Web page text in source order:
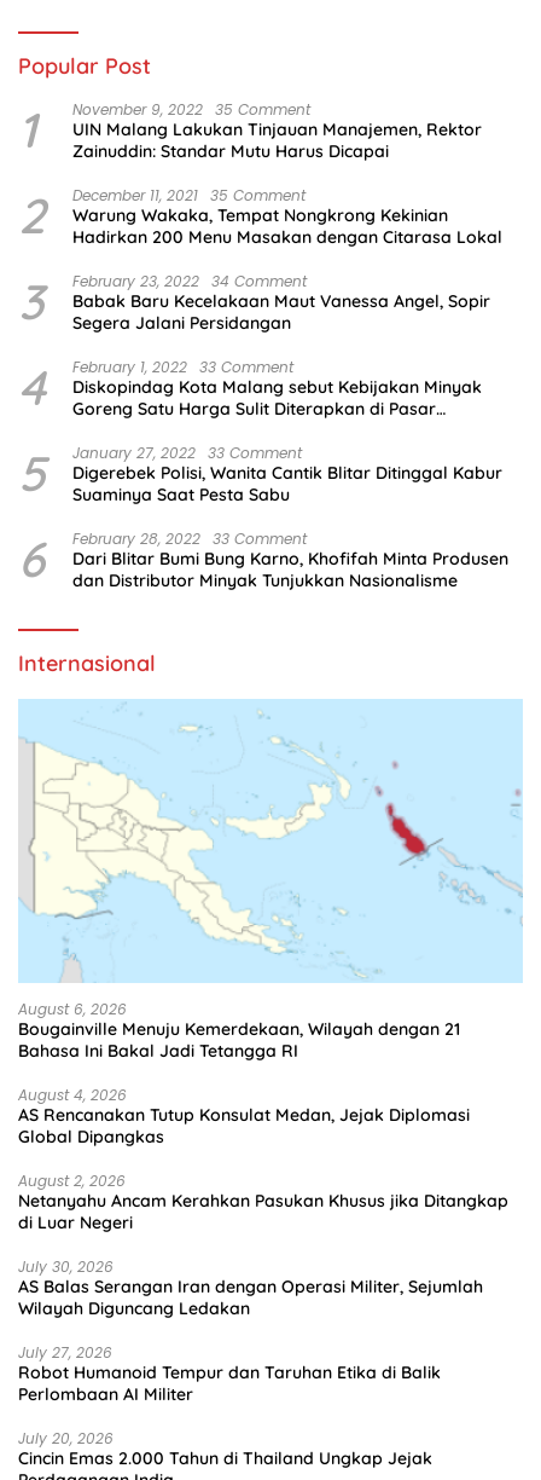
Popular Post
1 November 9, 2022 35 Comment
UIN Malang Lakukan Tinjauan Manajemen, Rektor
Zainuddin: Standar Mutu Harus Dicapai
2 December 11, 2021 35 Comment
Warung Wakaka, Tempat Nongkrong Kekinian
Hadirkan 200 Menu Masakan dengan Citarasa Lokal
3 February 23, 2022 34 Comment
Babak Baru Kecelakaan Maut Vanessa Angel, Sopir
Segera Jalani Persidangan
4 February 1, 2022 33 Comment
Diskopindag Kota Malang sebut Kebijakan Minyak
Goreng Satu Harga Sulit Diterapkan di Pasar
5 January 27, 2022 33 Comment
Digerebek Polisi, Wanita Cantik Blitar Ditinggal Kabur
Suaminya Saat Pesta Sabu
6 February 28, 2022 33 Comment
Dari Blitar Bumi Bung Karno, Khofifah Minta Produsen
dan Distributor Minyak Tunjukkan Nasionalisme
Internasional
August 6, 2026
Bougainville Menuju Kemerdekaan, Wilayah dengan 21
Bahasa Ini Bakal Jadi Tetangga RI
August 4, 2026
AS Rencanakan Tutup Konsulat Medan, Jejak Diplomasi
Global Dipangkas
August 2, 2026
Netanyahu Ancam Kerahkan Pasukan Khusus jika Ditangkap
di Luar Negeri
July 30, 2026
AS Balas Serangan Iran dengan Operasi Militer, Sejumlah
Wilayah Diguncang Ledakan
July 27, 2026
Robot Humanoid Tempur dan Taruhan Etika di Balik
Perlombaan AI Militer
July 20, 2026
Cincin Emas 2.000 Tahun di Thailand Ungkap Jejak